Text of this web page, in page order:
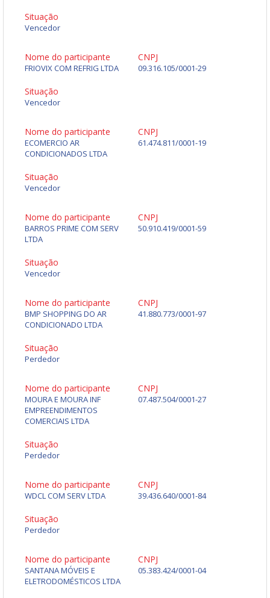
Situação
Vencedor
Nome do participante
FRIOVIX COM REFRIG LTDA
CNPJ
09.316.105/0001-29
Situação
Vencedor
Nome do participante
ECOMERCIO AR
CONDICIONADOS LTDA
CNPJ
61.474.811/0001-19
Situação
Vencedor
Nome do participante
BARROS PRIME COM SERV
LTDA
CNPJ
50.910.419/0001-59
Situação
Vencedor
Nome do participante
BMP SHOPPING DO AR
CONDICIONADO LTDA
CNPJ
41.880.773/0001-97
Situação
Perdedor
Nome do participante
MOURA E MOURA INF
EMPREENDIMENTOS
COMERCIAIS LTDA
CNPJ
07.487.504/0001-27
Situação
Perdedor
Nome do participante
WDCL COM SERV LTDA
CNPJ
39.436.640/0001-84
Situação
Perdedor
Nome do participante
SANTANA MÓVEIS E
ELETRODOMÉSTICOS LTDA
CNPJ
05.383.424/0001-04